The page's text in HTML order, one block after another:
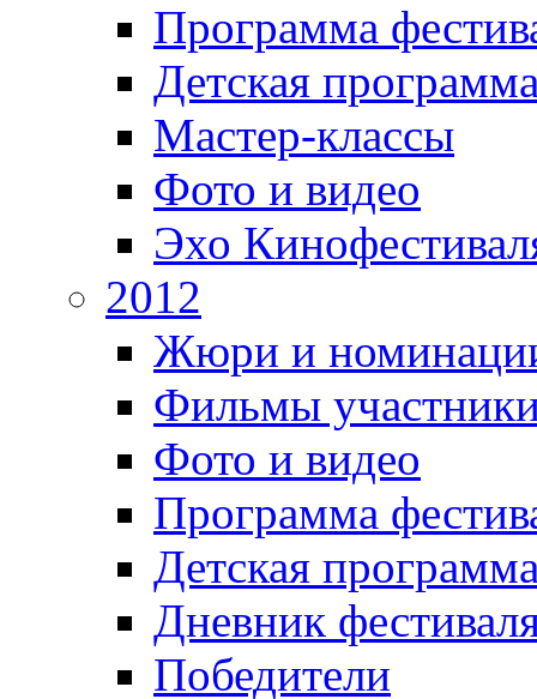
Программа
Детская
Мастер-классы
Фото и видео
Эхо
2012
Жюри и
Фильмы
Фото и видео
Программа
Детская
Дневник
Победители